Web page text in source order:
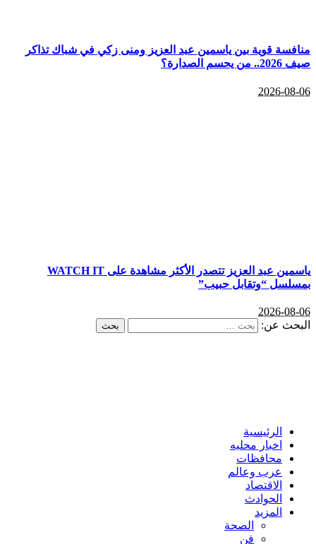
منافسة قوية بين ياسمين عبد العزيز ومنى زكي في شباك تذاكر
صيف 2026.. من يحسم الصدارة؟
2026-08-06
ياسمين عبد العزيز تتصدر الأكثر مشاهدة على WATCH IT
بمسلسل “وتقابل حبيب”
2026-08-06
البحث عن:
الرئيسية
اخبار محليه
محافظات
عرب وعالم
الاقتصاد
الحوادث
المزيد
الصحة
فن